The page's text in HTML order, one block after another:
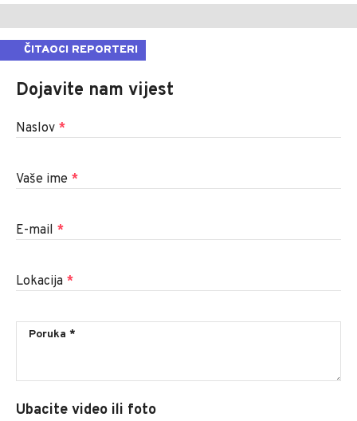
ČITAOCI REPORTERI
Dojavite nam vijest
Naslov *
Vaše ime *
E-mail *
Lokacija *
Ubacite video ili foto